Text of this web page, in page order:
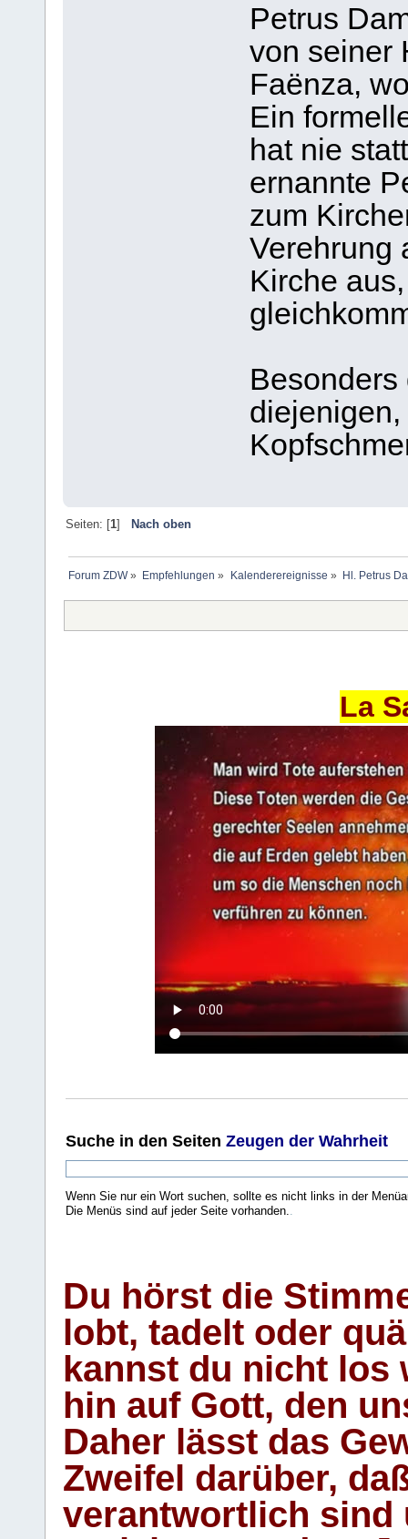
Petrus
von seiner
Faënza,
Ein
hat nie
ernannte
zum
Verehrung
Kirche
Besonders
Seiten: [1] Nach oben
Forum ZDW» Empfehlungen » Kalenderereignisse » Hl. Petrus
La
Suche in den Seiten Zeugen der Wahrheit
Wenn Sie nur ein Wort suchen, sollte es nicht links in der
Die Menüs sind auf jeder Seite vorhanden.
Du hörst die
lobt, tadelt oder
kannst du nicht los
hin auf Gott, den
Daher lässt das
Zweifel darüber,
verantwortlich sind